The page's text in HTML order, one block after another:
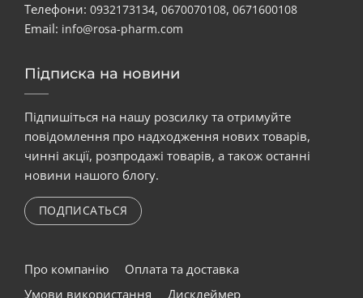
Телефони: 0932173134, 0670070108, 0671600108
Email: info@rosa-pharm.com
Підписка на новини
Підпишіться на нашу розсилку та отримуйте
повідомлення про надходження нових товарів,
чинні акції, розпродажі товарів, а також останні
новини нашого блогу.
ПОДПИСАТЬСЯ
Про компанію
Оплата та доставка
Умови використання
Дисклеймер